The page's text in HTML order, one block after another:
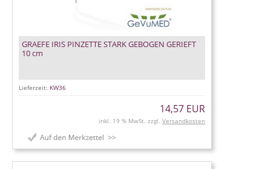
GRAEFE IRIS PINZETTE STARK GEBOGEN GERIEFT
10 cm
Lieferzeit: KW36
14,57 EUR
inkl. 19 % MwSt. zzgl. Versandkosten